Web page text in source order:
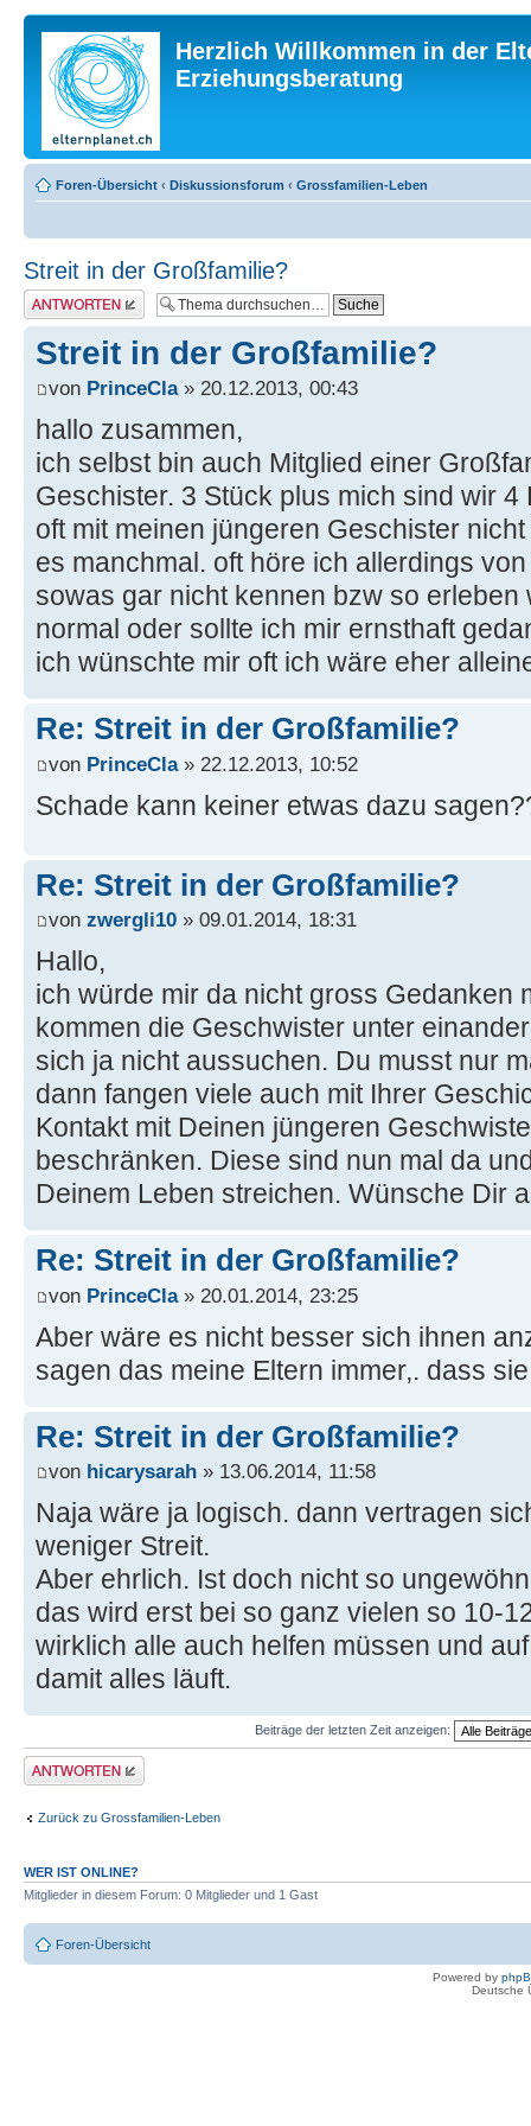
Herzlich Willkommen in der
Erziehungsberatung
Foren-Übersicht ‹ Diskussionsforum ‹ Grossfamilien-Leben
Streit in der Großfamilie?
Antwort erstellen
Streit in der Großfamilie?
von PrinceCla» 20.12.2013, 00:43
hallo zusammen,
ich selbst bin auch Mitglied einer
Geschister. 3 Stück plus mich sind wir
oft mit meinen jüngeren Geschister
es manchmal. oft höre ich allerdings
sowas gar nicht kennen bzw so erleben
normal oder sollte ich mir ernsthaft
ich wünschte mir oft ich wäre eher
Re: Streit in der Großfamilie?
von PrinceCla» 22.12.2013, 10:52
Schade kann keiner etwas dazu
Re: Streit in der Großfamilie?
von zwergli10 » 09.01.2014, 18:31
Hallo,
ich würde mir da nicht gross Gedanken
kommen die Geschwister unter
sich ja nicht aussuchen. Du musst nur
dann fangen viele auch mit Ihrer
Kontakt mit Deinen jüngeren
beschränken. Diese sind nun mal da
Deinem Leben streichen. Wünsche Dir
Re: Streit in der Großfamilie?
von PrinceCla» 20.01.2014, 23:25
Aber wäre es nicht besser sich ihnen
sagen das meine Eltern immer,. dass
Re: Streit in der Großfamilie?
von hicarysarah » 13.06.2014, 11:58
Naja wäre ja logisch. dann vertragen
weniger Streit.
Aber ehrlich. Ist doch nicht so
das wird erst bei so ganz vielen so 10-
wirklich alle auch helfen müssen und
damit alles läuft.
Beiträge der letzten Zeit anzeigen:
Antwort erstellen
Zurück zu Grossfamilien-Leben
WER IST ONLINE?
Mitglieder in diesem Forum: 0 Mitglieder und 1 Gast
Foren-Übersicht
Powered by
Deutsche